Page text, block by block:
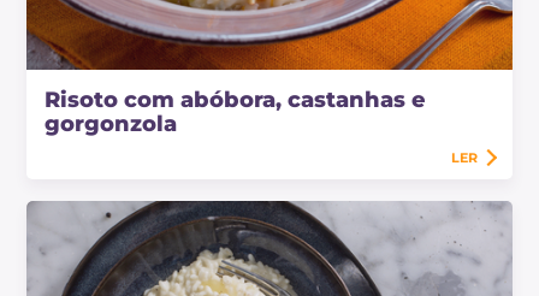
Risoto com abóbora, castanhas e
gorgonzola
LER